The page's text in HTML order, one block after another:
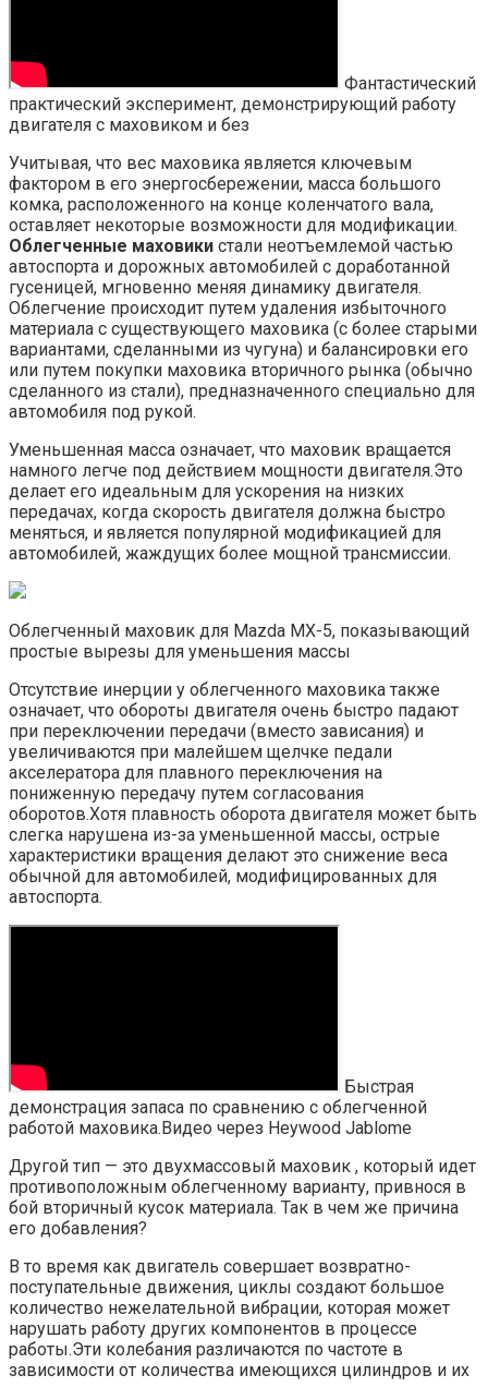
Фантастический
практический эксперимент, демонстрирующий работу
двигателя с маховиком и без
Учитывая, что вес маховика является ключевым
фактором в его энергосбережении, масса большого
комка, расположенного на конце коленчатого вала,
оставляет некоторые возможности для модификации.
Облегченные маховики стали неотъемлемой частью
автоспорта и дорожных автомобилей с доработанной
гусеницей, мгновенно меняя динамику двигателя.
Облегчение происходит путем удаления избыточного
материала с существующего маховика (с более старыми
вариантами, сделанными из чугуна) и балансировки его
или путем покупки маховика вторичного рынка (обычно
сделанного из стали), предназначенного специально для
автомобиля под рукой.
Уменьшенная масса означает, что маховик вращается
намного легче под действием мощности двигателя.Это
делает его идеальным для ускорения на низких
передачах, когда скорость двигателя должна быстро
меняться, и является популярной модификацией для
автомобилей, жаждущих более мощной трансмиссии.
Облегченный маховик для Mazda MX-5, показывающий
простые вырезы для уменьшения массы
Отсутствие инерции у облегченного маховика также
означает, что обороты двигателя очень быстро падают
при переключении передачи (вместо зависания) и
увеличиваются при малейшем щелчке педали
акселератора для плавного переключения на
пониженную передачу путем согласования
оборотов.Хотя плавность оборота двигателя может быть
слегка нарушена из-за уменьшенной массы, острые
характеристики вращения делают это снижение веса
обычной для автомобилей, модифицированных для
автоспорта.
Быстрая
демонстрация запаса по сравнению с облегченной
работой маховика.Видео через Heywood Jablome
Другой тип — это двухмассовый маховик , который идет
противоположным облегченному варианту, привнося в
бой вторичный кусок материала. Так в чем же причина
его добавления?
В то время как двигатель совершает возвратно-
поступательные движения, циклы создают большое
количество нежелательной вибрации, которая может
нарушать работу других компонентов в процессе
работы.Эти колебания различаются по частоте в
зависимости от количества имеющихся цилиндров и их